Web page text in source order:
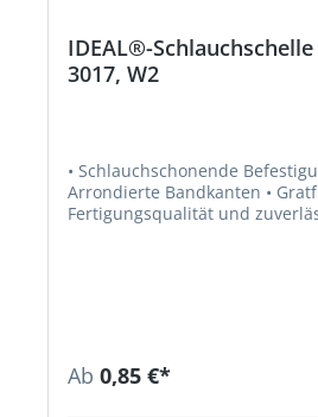
IDEAL®-
3017, W2
• Schlauchschonende
Arrondierte Bandkanten • Gratfreie
Fertigungsqualität und
Ab 0,85 €*